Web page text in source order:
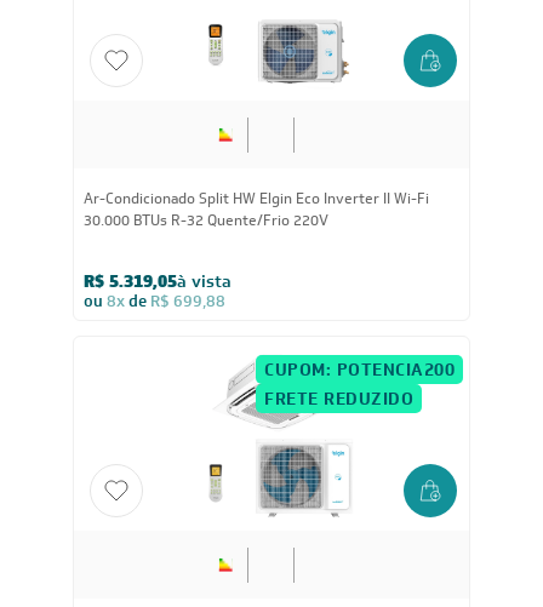
Ar-Condicionado Split HW Elgin Eco Inverter II Wi-Fi
30.000 BTUs R-32 Quente/Frio 220V
R$ 5.319,05à vista
ou 8xde R$ 699,88
CUPOM: POTENCIA200
FRETE REDUZIDO